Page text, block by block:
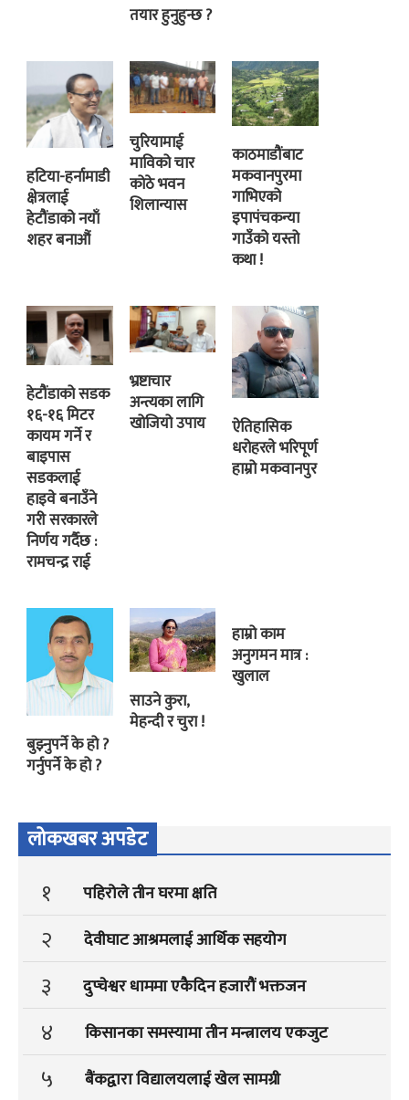
तयार हुनुहुन्छ ?
हटिया-हर्नामाडी
क्षेत्रलाई
हेटौंडाको नयाँ
शहर बनाऔं
चुरियामाई
माविको चार
कोठे भवन
शिलान्यास
काठमाडौंबाट
मकवानपुरमा
गाभिएको
इपापंचकन्या
गाउँको यस्तो
कथा !
हेटौंडाको सडक
१६-१६ मिटर
कायम गर्ने र
बाइपास
सडकलाई
हाइवे बनाउँने
गरी सरकारले
निर्णय गर्दैछ :
रामचन्द्र राई
भ्रष्टाचार
अन्त्यका लागि
खोजियो उपाय
ऐतिहासिक
धरोहरले भरिपूर्ण
हाम्रो मकवानपुर
बुझ्नुपर्ने के हो ?
गर्नुपर्ने के हो ?
साउने कुरा,
मेहन्दी र चुरा !
हाम्रो काम
अनुगमन मात्र :
खुलाल
लोकखबर अपडेट
१ पहिरोले तीन घरमा क्षति
२ देवीघाट आश्रमलाई आर्थिक सहयोग
३ दुप्चेश्वर धाममा एकैदिन हजारौं भक्तजन
४ किसानका समस्यामा तीन मन्त्रालय एकजुट
५ बैंकद्वारा विद्यालयलाई खेल सामग्री